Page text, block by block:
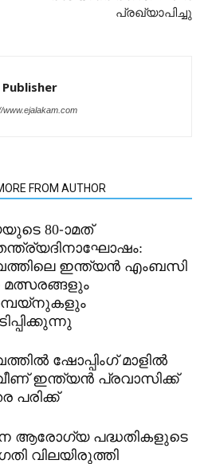
പ്രഖ്യാപിച്ചു
Publisher
www.ejalakam.com
FROM AUTHOR
80-ാമത്
ഇന്ത്യൻ എംബസി
മത്സരങ്ങളും
ഷോപ്പിംഗ് മാളിൽ
ഇന്ത്യൻ പ്രവാസിക്ക്
പരിക്ക്
ആരോഗ്യ പദ്ധതികളുടെ
വിലയിരുത്തി